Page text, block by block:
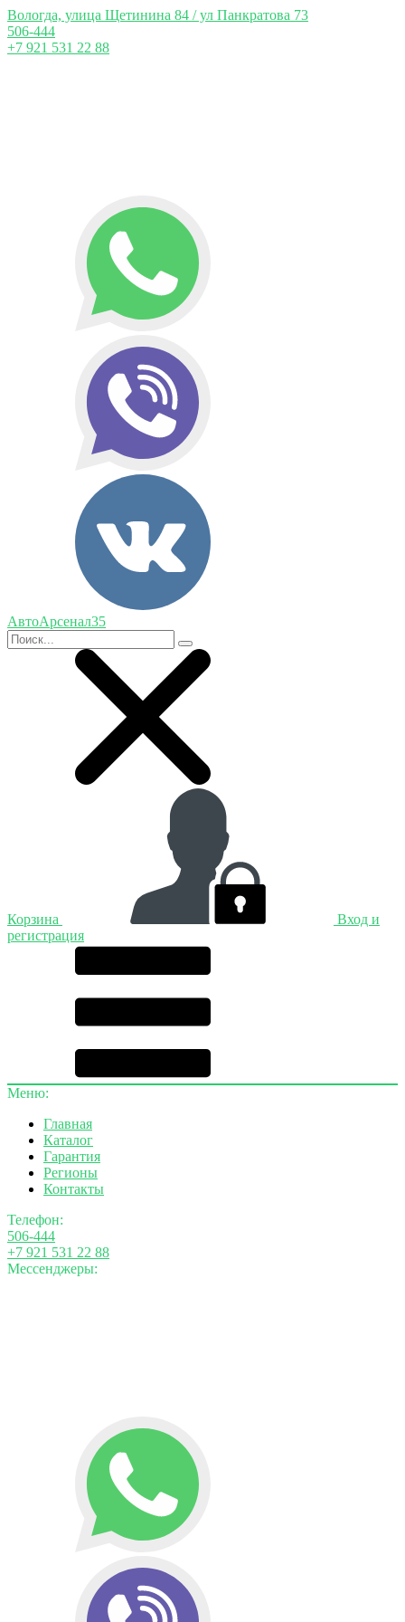
Вологда, улица Щетинина 84 / ул Панкратова 73
506-444
+7 921 531 22 88
АвтоАрсенал35
Корзина
Вход и
регистрация
Меню:
Главная
Каталог
Гарантия
Регионы
Контакты
Телефон:
506-444
+7 921 531 22 88
Мессенджеры: